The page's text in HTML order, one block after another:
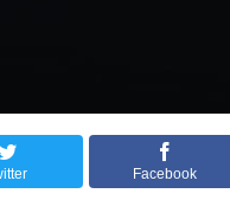
Facebook